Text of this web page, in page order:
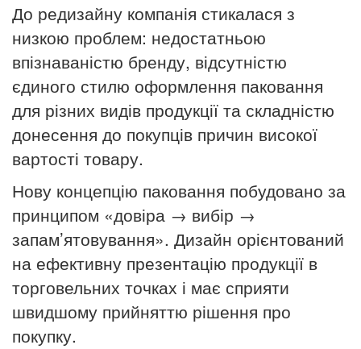
До редизайну компанія стикалася з
низкою проблем: недостатньою
впізнаваністю бренду, відсутністю
єдиного стилю оформлення паковання
для різних видів продукції та складністю
донесення до покупців причин високої
вартості товару.
Нову концепцію паковання побудовано за
принципом «довіра → вибір →
запам’ятовування». Дизайн орієнтований
на ефективну презентацію продукції в
торговельних точках і має сприяти
швидшому прийняттю рішення про
покупку.